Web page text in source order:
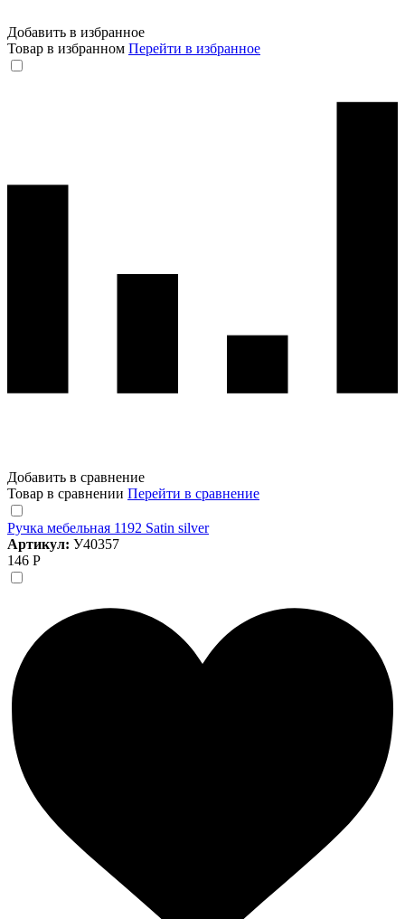
Добавить в избранное
Товар в избранном Перейти в избранное
Добавить в сравнение
Товар в сравнении Перейти в сравнение
Ручка мебельная 1192 Satin silver
Артикул: У40357
146 Р